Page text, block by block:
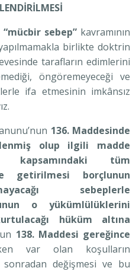
“mücbir sebep” kavramının
birlikte doktrin
tarafların edimlerini
öngöremeyeceği ve
ifa etmesinin imkânsız
136. Maddesinde
olup ilgili madde
kapsamındaki tüm
getirilmesi borçlunun
sebeplerle
o yükümlülüklerini
hüküm altına
138. Maddesi gereğince
var olan koşulların
değişmesi ve bu